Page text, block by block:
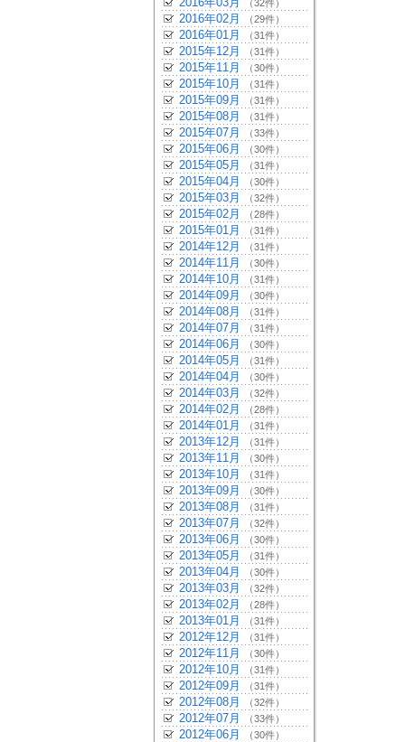
（32件）
2016年02月 （29件）
2016年01月 （31件）
2015年12月 （31件）
2015年11月 （30件）
2015年10月 （31件）
2015年09月 （31件）
2015年08月 （31件）
2015年07月 （33件）
2015年06月 （30件）
2015年05月 （31件）
2015年04月 （30件）
2015年03月 （32件）
2015年02月 （28件）
2015年01月 （31件）
2014年12月 （31件）
2014年11月 （30件）
2014年10月 （31件）
2014年09月 （30件）
2014年08月 （31件）
2014年07月 （31件）
2014年06月 （30件）
2014年05月 （31件）
2014年04月 （30件）
2014年03月 （32件）
2014年02月 （28件）
2014年01月 （31件）
2013年12月 （31件）
2013年11月 （30件）
2013年10月 （31件）
2013年09月 （30件）
2013年08月 （31件）
2013年07月 （32件）
2013年06月 （30件）
2013年05月 （31件）
2013年04月 （30件）
2013年03月 （32件）
2013年02月 （28件）
2013年01月 （31件）
2012年12月 （31件）
2012年11月 （30件）
2012年10月 （31件）
2012年09月 （31件）
2012年08月 （32件）
2012年07月 （33件）
2012年06月 （30件）